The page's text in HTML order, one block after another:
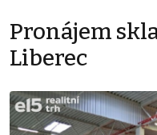
Pronájem
Liberec